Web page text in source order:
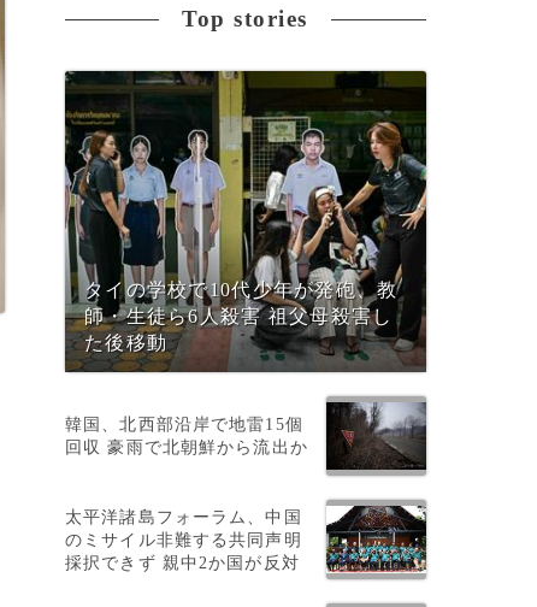
Top stories
タイの学校で10代少年が発砲、教
師・生徒ら6人殺害 祖父母殺害し
た後移動
韓国、北西部沿岸で地雷15個
回収 豪雨で北朝鮮から流出か
太平洋諸島フォーラム、中国
のミサイル非難する共同声明
採択できず 親中2か国が反対